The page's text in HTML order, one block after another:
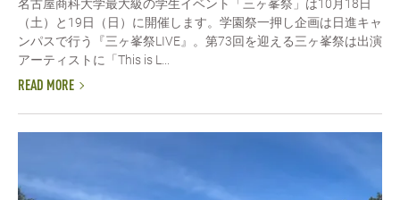
名古屋商科大学最大級の学生イベント「三ヶ峯祭」は10月18日
（土）と19日（日）に開催します。学園祭一押し企画は日進キャ
ンパスで行う『三ヶ峯祭LIVE』。第73回を迎える三ヶ峯祭は出演
アーティストに「This is L...
READ MORE